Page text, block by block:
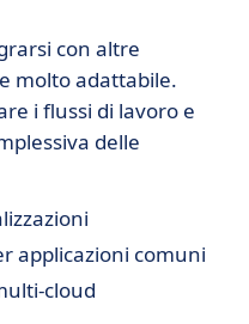
con altre
molto adattabile.
i flussi di lavoro e
delle
applicazioni comuni
cloud